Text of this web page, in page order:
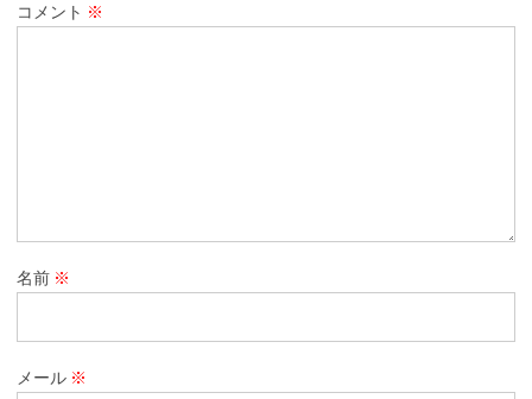
コメント ※
名前 ※
メール ※